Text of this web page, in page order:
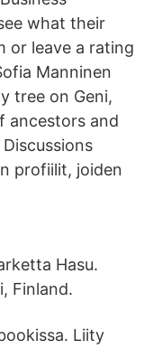
what their
or leave a rating
Manninen
tree on Geni,
ancestors and
profiilit, joiden
Hasu.
Finland.
Liity